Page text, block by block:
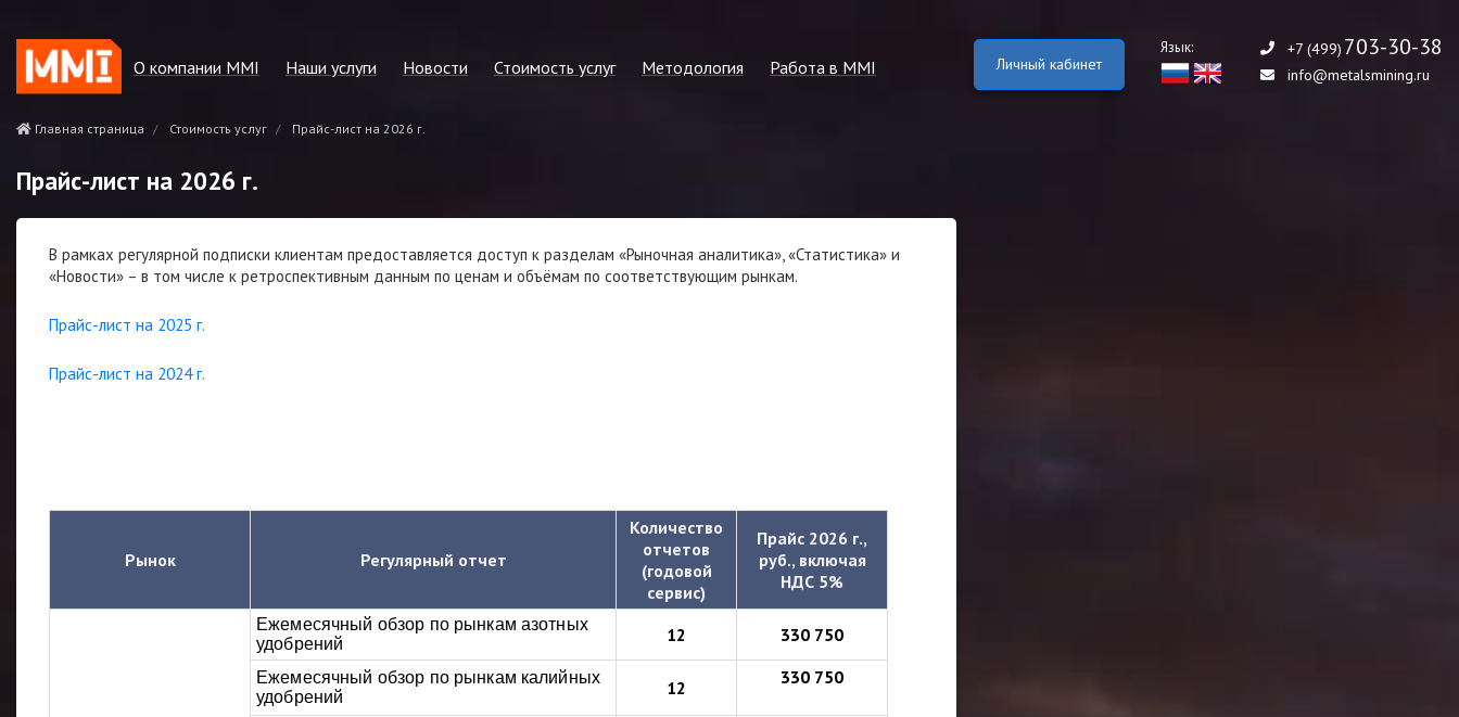
О компании MMI
Наша миссия
Наши партнёры и клиенты
Наши услуги
Регулярные отчёты
Cost benchmarking
Новости
Зелёная металлургия
Стоимость услуг
Стоимость регулярной подписки
Методология Работа в MMI
+7 (499) 703-30-38
info@metalsmining.ru
Язык:
Личный кабинет
Главная страница Стоимость услуг Прайс-лист на 2026 г.
Прайс-лист на 2026 г.
В рамках регулярной подписки клиентам предоставляется доступ к разделам «Рыночная аналитика», «Статистика» и
«Новости» – в том числе к ретроспективным данным по ценам и объёмам по соответствующим рынкам.
Прайс-лист на 2025 г.
Прайс-лист на 2024 г.
Рынок Регулярный отчет
Количество
отчетов
(годовой
сервис)
Прайс 2026 г.,
руб., включая
НДС 5%
Ежемесячный обзор по рынкам азотных
удобрений
12 330 750
Ежемесячный обзор по рынкам калийных
удобрений
12 330 750